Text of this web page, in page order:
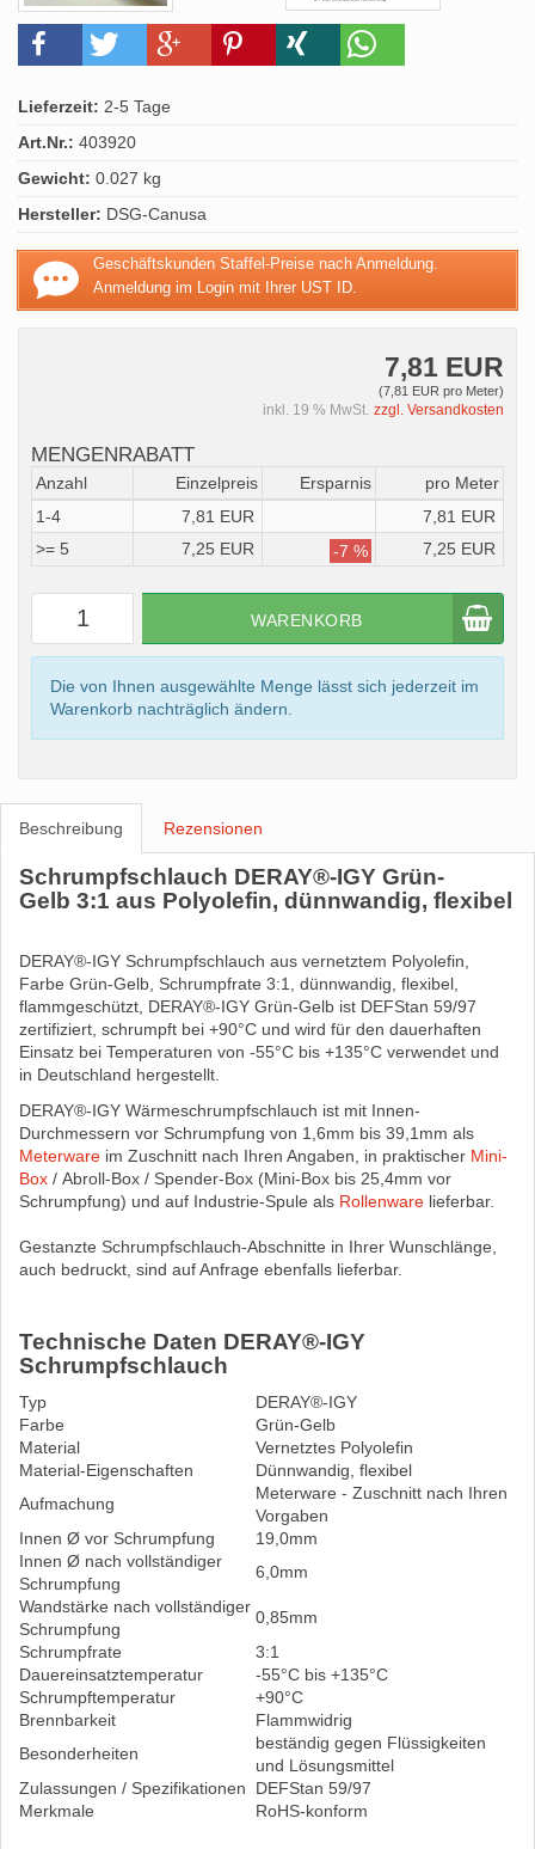
Lieferzeit: 2-5 Tage
Art.Nr.: 403920
Gewicht: 0.027 kg
Hersteller: DSG-Canusa
Geschäftskunden Staffel-Preise nach Anmeldung.
Anmeldung im Login mit Ihrer UST ID.
7,81 EUR
(7,81 EUR pro Meter)
inkl. 19 % MwSt. zzgl. Versandkosten
MENGENRABATT
Anzahl Einzelpreis Ersparnis
pro Meter
1-4
7,81 EUR
7,81 EUR
>= 5
7,25 EUR -7 % 7,25 EUR
WARENKORB
Die von Ihnen ausgewählte Menge lässt sich jederzeit im
Warenkorb nachträglich ändern.
Beschreibung Rezensionen
Schrumpfschlauch DERAY®-IGY Grün-
Gelb 3:1 aus Polyolefin, dünnwandig, flexibel
DERAY®-IGY Schrumpfschlauch aus vernetztem Polyolefin,
Farbe Grün-Gelb, Schrumpfrate 3:1, dünnwandig, flexibel,
flammgeschützt, DERAY®-IGY Grün-Gelb ist DEFStan 59/97
zertifiziert, schrumpft bei +90°C und wird für den dauerhaften
Einsatz bei Temperaturen von -55°C bis +135°C verwendet und
in Deutschland hergestellt.
DERAY®-IGY Wärmeschrumpfschlauch ist mit Innen-
Durchmessern vor Schrumpfung von 1,6mm bis 39,1mm als
Meterware im Zuschnitt nach Ihren Angaben, in praktischer Mini-
Box / Abroll-Box / Spender-Box (Mini-Box bis 25,4mm vor
Schrumpfung) und auf Industrie-Spule als Rollenware lieferbar.
Gestanzte Schrumpfschlauch-Abschnitte in Ihrer Wunschlänge,
auch bedruckt, sind auf Anfrage ebenfalls lieferbar.
Technische Daten DERAY®-IGY
Schrumpfschlauch
Typ
DERAY®-IGY
Farbe
Grün-Gelb
Material
Vernetztes Polyolefin
Material-Eigenschaften
Dünnwandig, flexibel
Aufmachung
Meterware - Zuschnitt nach Ihren
Vorgaben
Innen Ø vor Schrumpfung
19,0mm
Innen Ø nach vollständiger
Schrumpfung
6,0mm
Wandstärke nach vollständiger
Schrumpfung
0,85mm
Schrumpfrate
3:1
Dauereinsatztemperatur
-55°C bis +135°C
Schrumpftemperatur
+90°C
Brennbarkeit
Flammwidrig
Besonderheiten
beständig gegen Flüssigkeiten
und Lösungsmittel
Zulassungen / Spezifikationen
DEFStan 59/97
Merkmale
RoHS-konform